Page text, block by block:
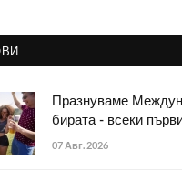
Празнуваме
бирата - всеки
07 Авг. 2026